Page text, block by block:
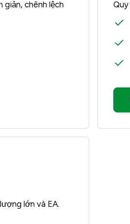
giản, chênh lệch
lớn và EA.